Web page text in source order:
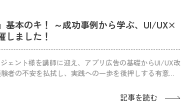
基本のキ！ ～成功事例から学ぶ、UI/UX×
しました！
ェント様を講師に迎え、アプリ広告の基礎からUI/UX改
者の不安を払拭し、実践への一歩を後押しする有意義
記事を読む